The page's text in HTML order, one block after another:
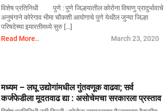
विशेष प्रतिनिधी पुणे : पुणे जिल्हयातील कोरोना विषाणु प्रादुर्भावाचे
अनुषंगाने कोरेगाव भीमा चौकशी आयोगाचे पुणे येथील जुन्या जिल्हा
परिषदेच्या इमारतीमध्ये सुरु […]
Read More..
March 23, 2020
मध्यम – लघू उद्योगांमधील गुंतवणूक वाढवा; सर्व
कर्जफेडीला मूदतवाढ द्या : असोचेमचा सरकारला प्रस्ताव